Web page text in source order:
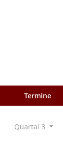
Termine
Quartal 3